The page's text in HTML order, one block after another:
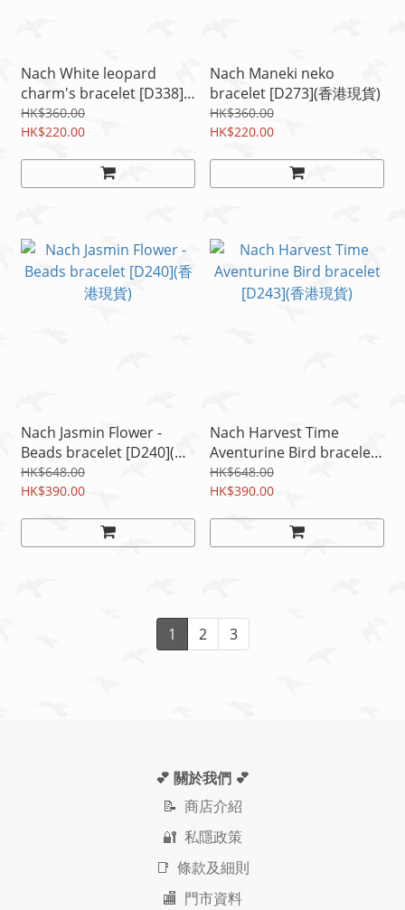
Nach White leopard
charm's bracelet [D338]
(香港現貨)
HK$360.00
HK$220.00
Nach Maneki neko
bracelet [D273](香港現貨)
HK$360.00
HK$220.00
Nach Jasmin Flower -
Beads bracelet [D240](香
港現貨)
HK$648.00
HK$390.00
Nach Harvest Time
Aventurine Bird bracelet
[D243](香港現貨)
HK$648.00
HK$390.00
1 2 3
💕 關於我們 💕
📝 商店介紹
🔐 私隱政策
📑 條款及細則
🏬 門市資料